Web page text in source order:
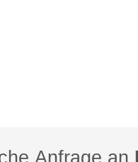
Anfrage an